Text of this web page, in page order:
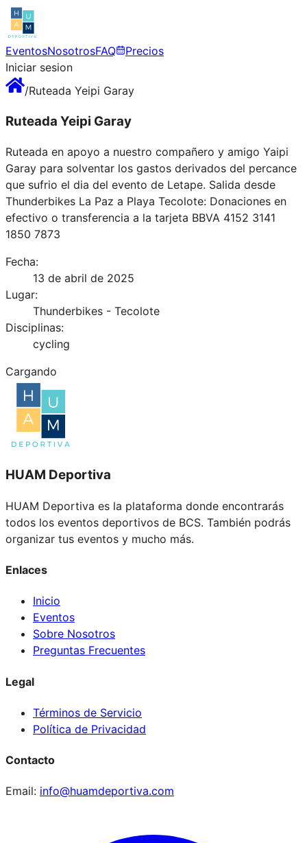
EventosNosotrosFAQ
Precios
Iniciar sesion
/Ruteada Yeipi Garay
Ruteada Yeipi Garay
Ruteada en apoyo a nuestro compañero y amigo Yaipi
Garay para solventar los gastos derivados del percance
que sufrio el dia del evento de Letape. Salida desde
Thunderbikes La Paz a Playa Tecolote: Donaciones en
efectivo o transferencia a la tarjeta BBVA 4152 3141
1850 7873
Fecha:
13 de abril de 2025
Lugar:
Thunderbikes - Tecolote
Disciplinas:
cycling
Cargando
HUAM Deportiva
HUAM Deportiva es la plataforma donde encontrarás
todos los eventos deportivos de BCS. También podrás
organizar tus eventos y mucho más.
Enlaces
Inicio
Eventos
Sobre Nosotros
Preguntas Frecuentes
Legal
Términos de Servicio
Política de Privacidad
Contacto
Email: info@huamdeportiva.com